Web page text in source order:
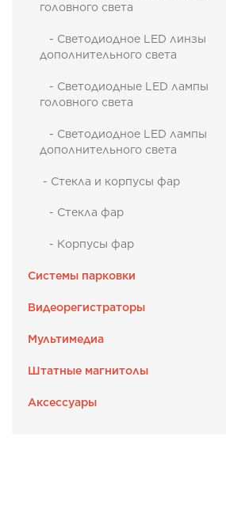
головного света
- Светодиодное LED линзы
дополнительного света
- Cветодиодные LED лампы
головного света
- Светодиодное LED лампы
дополнительного света
- Стекла и корпусы фар
- Стекла фар
- Корпусы фар
Системы парковки
Видеорегистраторы
Мультимедиа
Штатные магнитолы
Аксессуары